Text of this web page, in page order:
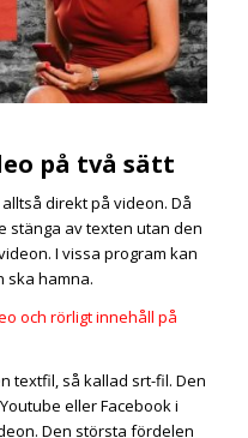
på två sätt
direkt på videon. Då
stänga av texten utan den
I vissa program kan
ska hamna.
och rörligt innehåll på
textfil, så kallad srt-fil. Den
eller Facebook i
Den största fördelen